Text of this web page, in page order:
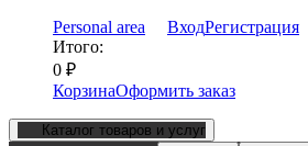
Personal area ВходРегистрация
Итого:
0 ₽
КорзинаОформить заказ
Каталог товаров и услуг